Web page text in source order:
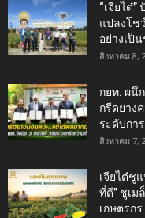
“เจียไต๋
แปลงโช
อย่างเป็
สิงหาคม 8,
กยท. ผนึ
กรีดยาง
ระดับกา
สิงหาคม 7,
เจียไต๋ชู
ที่ดี” ชูเ
เกษตรกร